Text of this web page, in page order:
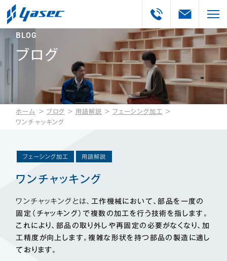
BLOG
ブログ
ホーム ＞ ブログ ＞ 用語解説 ＞フェーシング加工
＞
ワンチャッキング
フェーシング加工 用語解説
ワンチャッキング
ワンチャッキングとは、 工作機械において、部品を一度の
固定（チャッキング）で複数の加工を行う技術を指します。
これにより、部品の取り外しや再固定の必要がなくなり、加
工精度が向上します。複雑な形状を持つ部品の製造に適し
ております。